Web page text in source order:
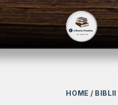
HOME / BIBLII